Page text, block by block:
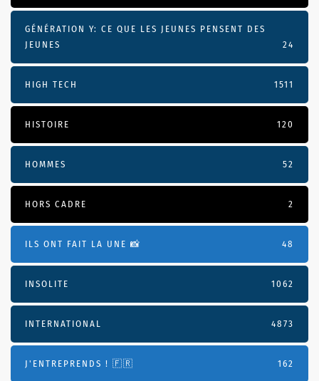
GÉNÉRATION Y: CE QUE LES JEUNES PENSENT DES
JEUNES
24
HIGH TECH 1511
HISTOIRE 120
HOMMES 52
HORS CADRE 2
ILS ONT FAIT LA UNE 📸 48
INSOLITE 1062
INTERNATIONAL 4873
J'ENTREPRENDS ! 🇫🇷 162